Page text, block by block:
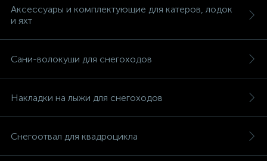
Аксессуары и комплектующие для катеров, лодок
и яхт
Сани-волокуши для снегоходов
Накладки на лыжи для снегоходов
Снегоотвал для квадроцикла